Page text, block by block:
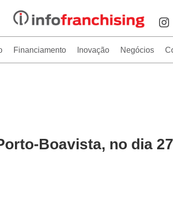
Financiamento Inovação Negócios
Boavista, no dia 27